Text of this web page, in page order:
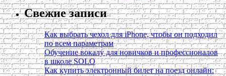
Свежие записи
Как выбрать чехол для iPhone, чтобы он подходил
по всем параметрам
Обучение вокалу для новичков и профессионалов
в школе SOLO
Как купить электронный билет на поезд онлайн: